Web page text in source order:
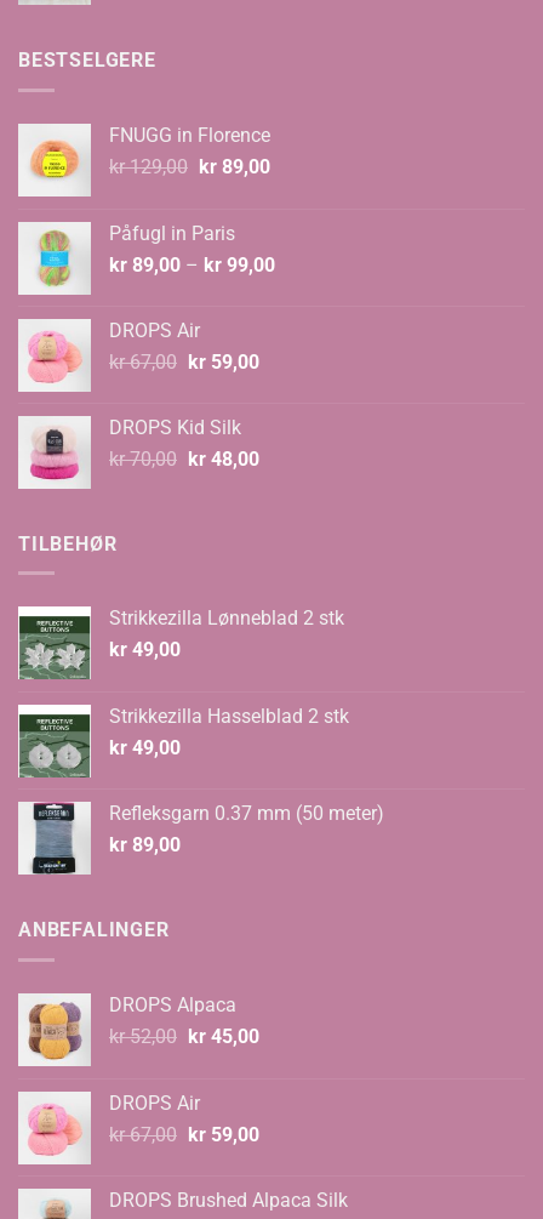
BESTSELGERE
FNUGG in Florence
kr129,00 Opprinnelig
kr 129,00.
kr89,00Nåværende
Påfugl in Paris
kr 89,00 – kr 99,00Prisområde:
DROPS Air
kr67,00 Opprinnelig
kr 67,00.
kr59,00Nåværende
DROPS Kid Silk
kr70,00 Opprinnelig
kr48,00Nåværende
TILBEHØR
Strikkezilla Lønneblad 2 stk
kr 49,00
Strikkezilla Hasselblad 2 stk
kr 49,00
Refleksgarn 0.37 mm (50 meter)
kr 89,00
ANBEFALINGER
DROPS Alpaca
kr52,00 Opprinnelig
kr 52,00.
kr45,00Nåværende
DROPS Air
kr67,00 Opprinnelig
kr 67,00.
kr59,00Nåværende
kr 59,00.
DROPS Brushed Alpaca Silk